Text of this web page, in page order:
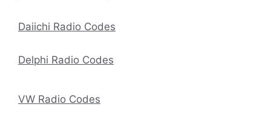
Daiichi Radio Codes
Delphi Radio Codes
VW Radio Codes